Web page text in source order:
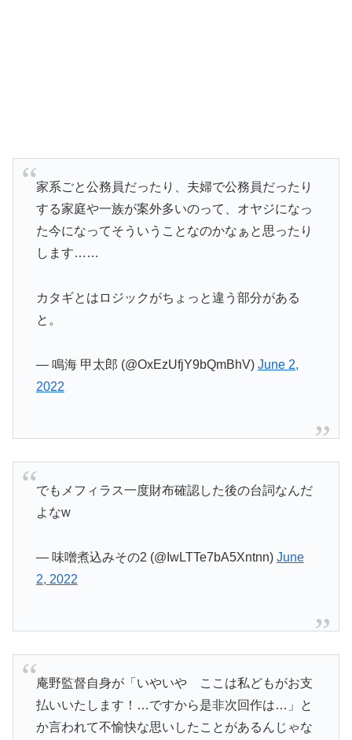
家系ごと公務員だったり、夫婦で公務員だったり
する家庭や一族が案外多いのって、オヤジになっ
た今になってそういうことなのかなぁと思ったり
します……
カタギとはロジックがちょっと違う部分がある
と。
— 鳴海 甲太郎 (@OxEzUfjY9bQmBhV) June 2,
2022
でもメフィラス一度財布確認した後の台詞なんだ
よなw
— 味噌煮込みその2 (@IwLTTe7bA5Xntnn) June
2, 2022
庵野監督自身が「いやいや ここは私どもがお支
払いいたします！…ですから是非次回作は…」と
か言われて不愉快な思いしたことがあるんじゃな